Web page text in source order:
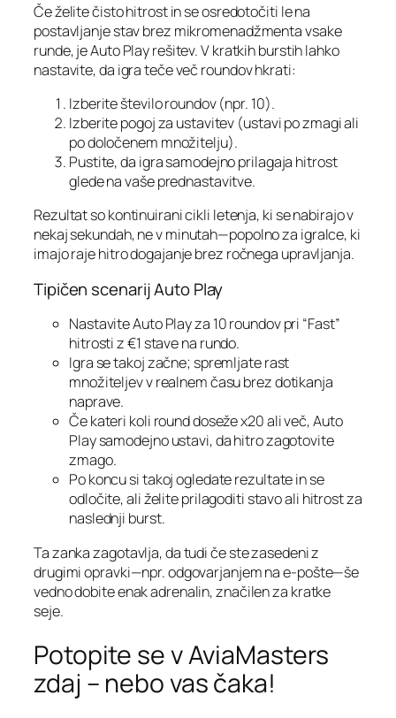
Če želite čisto hitrost in se osredotočiti le na
postavljanje stav brez mikromenadžmenta vsake
runde, je Auto Play rešitev. V kratkih burstih lahko
nastavite, da igra teče več roundov hkrati:
Izberite število roundov (npr. 10).
Izberite pogoj za ustavitev (ustavi po zmagi ali
po določenem množitelju).
Pustite, da igra samodejno prilagaja hitrost
glede na vaše prednastavitve.
Rezultat so kontinuirani cikli letenja, ki se nabirajo v
nekaj sekundah, ne v minutah—popolno za igralce, ki
imajo raje hitro dogajanje brez ročnega upravljanja.
Tipičen scenarij Auto Play
Nastavite Auto Play za 10 roundov pri “Fast”
hitrosti z €1 stave na rundo.
Igra se takoj začne; spremljate rast
množiteljev v realnem času brez dotikanja
naprave.
Če kateri koli round doseže x20 ali več, Auto
Play samodejno ustavi, da hitro zagotovite
zmago.
Po koncu si takoj ogledate rezultate in se
odločite, ali želite prilagoditi stavo ali hitrost za
naslednji burst.
Ta zanka zagotavlja, da tudi če ste zasedeni z
drugimi opravki—npr. odgovarjanjem na e‑pošte—še
vedno dobite enak adrenalin, značilen za kratke
seje.
Potopite se v AviaMasters
zdaj – nebo vas čaka!